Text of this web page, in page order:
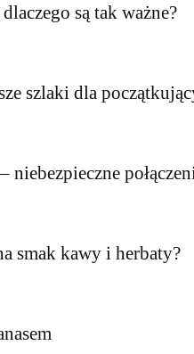
są tak ważne?
szlaki dla
smak kawy i herbaty?